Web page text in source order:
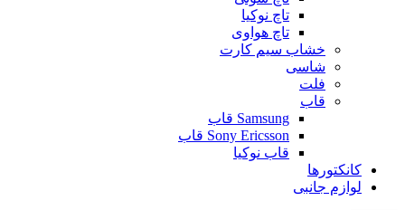
تاچ نوکیا
تاچ هواوی
خشاب سیم کارت
شاسی
فلت
قاب
Samsung قاب
Sony Ericsson قاب
قاب نوکیا
کانکتورها
لوازم جانبی